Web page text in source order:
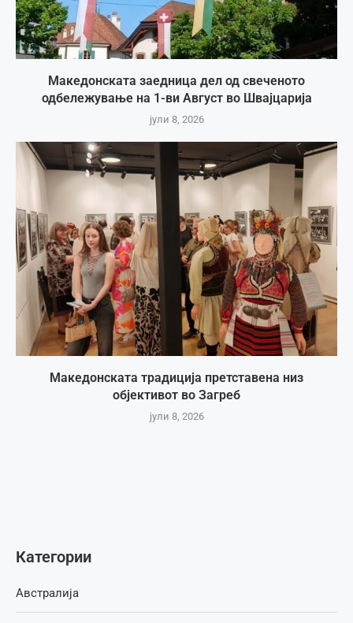
Македонската заедница дел од свеченото
одбележување на 1-ви Август во Швајцарија
јули 8, 2026
Македонската традиција претставена низ
објективот во Загреб
јули 8, 2026
Категории
Австралија